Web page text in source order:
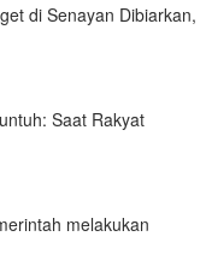
di Senayan Dibiarkan,
Saat Rakyat
melakukan